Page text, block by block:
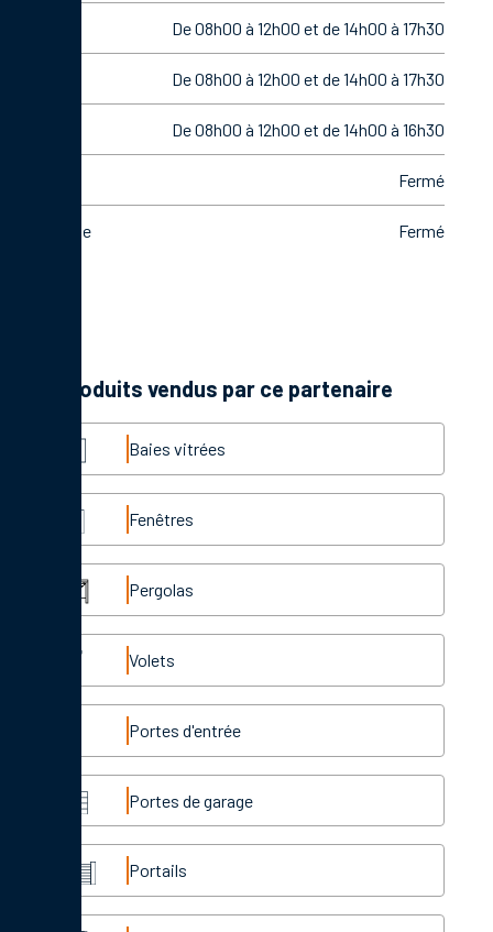
De 08h00 à 12h00 et de 14h00 à 17h30
De 08h00 à 12h00 et de 14h00 à 17h30
De 08h00 à 12h00 et de 14h00 à 16h30
Fermé
Dimanche Fermé
Les produits vendus par ce partenaire
Baies vitrées
Fenêtres
Pergolas
Volets
Portes d'entrée
Portes de garage
Portails